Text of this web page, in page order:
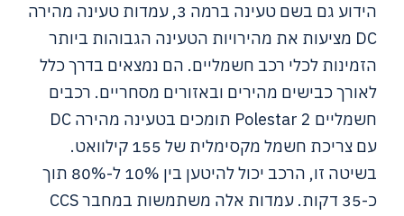
הידוע גם בשם טעינה ברמה 3, עמדות טעינה מהירה
DC מציעות את מהירויות הטעינה הגבוהות ביותר
הזמינות לכלי רכב חשמליים. הם נמצאים בדרך כלל
לאורך כבישים מהירים ובאזורים מסחריים. רכבים
חשמליים Polestar 2 תומכים בטעינה מהירה DC
עם צריכת חשמל מקסימלית של 155 קילוואט.
בשיטה זו, הרכב יכול להיטען בין 10% ל-80% תוך
כ-35 דקות. עמדות אלה משתמשות במחבר CCS